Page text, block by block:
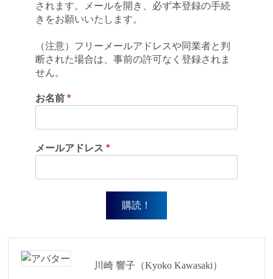
されます。メールを開き、必ず本登録の手続
きをお願いいたします。
（注意）フリーメールアドレスや同業者と判
断された場合は、事前の許可なく登録されま
せん。
お名前*
メールアドレス*
川崎 響子（Kyoko Kawasaki）